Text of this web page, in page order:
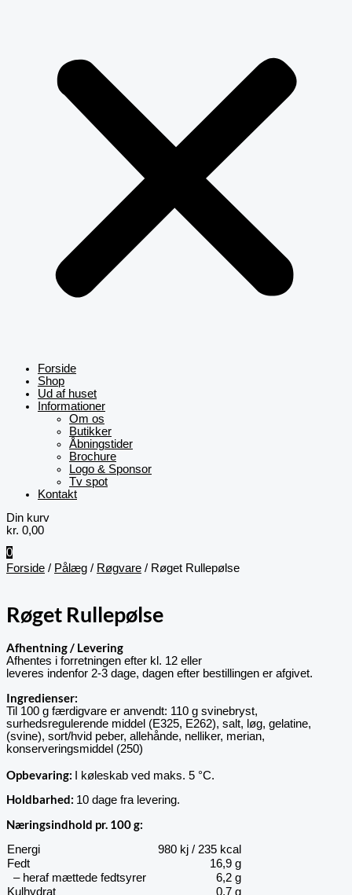
Forside
Shop
Ud af huset
Informationer
Om os
Butikker
Åbningstider
Brochure
Logo & Sponsor
Tv spot
Kontakt
Din kurv
kr. 0,00
0
Forside / Pålæg / Røgvare / Røget Rullepølse
Røget Rullepølse
Afhentning / Levering
Afhentes i forretningen efter kl. 12 eller
leveres indenfor 2-3 dage, dagen efter bestillingen er afgivet.
Ingredienser:
Til 100 g færdigvare er anvendt: 110 g svinebryst,
surhedsregulerende middel (E325, E262), salt, løg, gelatine,
(svine), sort/hvid peber, allehånde, nelliker, merian,
konserveringsmiddel (250)
Opbevaring: I køleskab ved maks. 5 °C.
Holdbarhed: 10 dage fra levering.
Næringsindhold pr. 100 g:
Energi
980 kj / 235 kcal
Fedt
16,9 g
– heraf mættede fedtsyrer
6,2 g
Kulhydrat
0,7 g